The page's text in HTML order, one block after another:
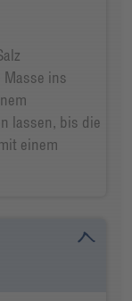
ins
lassen, bis die
einem